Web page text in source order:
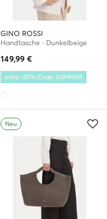
GINO ROSSI
Handtasche · Dunkelbeige
149,99 €
extra -25% Code: SUMMER
Neu